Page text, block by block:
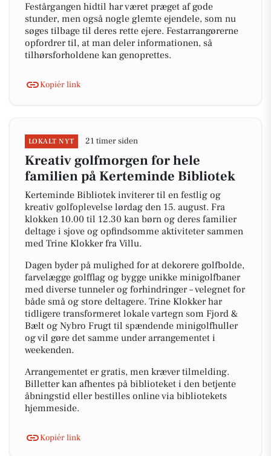
Festårgangen hidtil har været præget af gode
stunder, men også nogle glemte ejendele, som nu
søges tilbage til deres rette ejere. Festarrangørerne
opfordrer til, at man deler informationen, så
tilhørsforholdene kan genoprettes.
Kopiér link
LOKALT NYT 21 timer siden
Kreativ golfmorgen for hele
familien på Kerteminde Bibliotek
Kerteminde Bibliotek inviterer til en festlig og
kreativ golfoplevelse lørdag den 15. august. Fra
klokken 10.00 til 12.30 kan børn og deres familier
deltage i sjove og opfindsomme aktiviteter sammen
med Trine Klokker fra Villu.
Dagen byder på mulighed for at dekorere golfbolde,
farvelægge golfflag og bygge unikke minigolfbaner
med diverse tunneler og forhindringer – velegnet for
både små og store deltagere. Trine Klokker har
tidligere transformeret lokale vartegn som Fjord &
Bælt og Nybro Frugt til spændende minigolfhuller
og vil gøre det samme under arrangementet i
weekenden.
Arrangementet er gratis, men kræver tilmelding.
Billetter kan afhentes på biblioteket i den betjente
åbningstid eller bestilles online via bibliotekets
hjemmeside.
Kopiér link